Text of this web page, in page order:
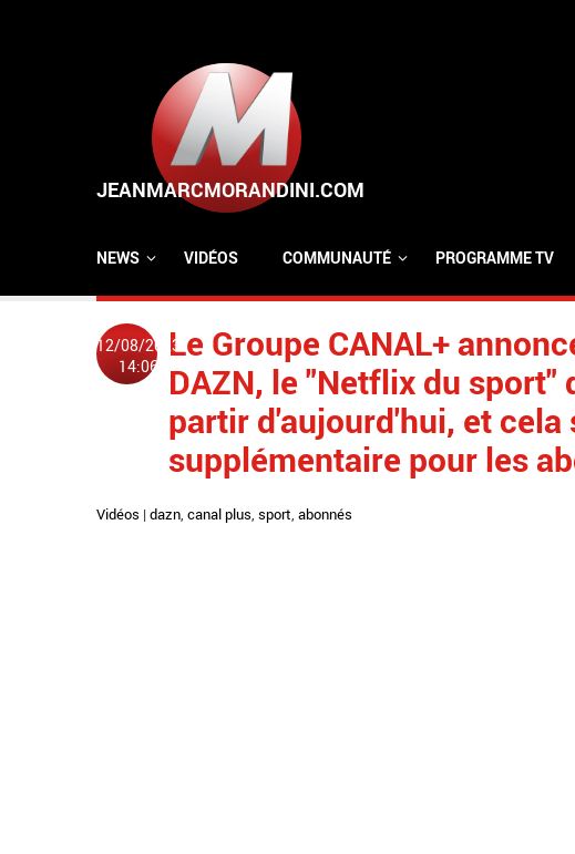
NEWS VIDÉOS COMMUNAUTÉ PROGRAMME TV
12/08/2023
14:06
Le Groupe CANAL+
DAZN, le "Netflix du
partir d'aujourd'hui, et
supplémentaire pour les
Vidéos | dazn, canal plus, sport, abonnés